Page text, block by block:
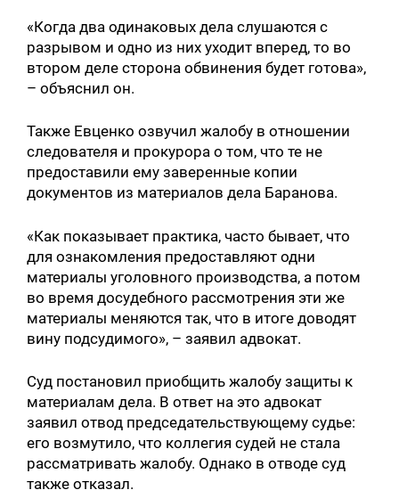
«Когда два одинаковых дела слушаются с
разрывом и одно из них уходит вперед, то во
втором деле сторона обвинения будет готова»,
– объяснил он.
Также Евценко озвучил жалобу в отношении
следователя и прокурора о том, что те не
предоставили ему заверенные копии
документов из материалов дела Баранова.
«Как показывает практика, часто бывает, что
для ознакомления предоставляют одни
материалы уголовного производства, а потом
во время досудебного рассмотрения эти же
материалы меняются так, что в итоге доводят
вину подсудимого», – заявил адвокат.
Суд постановил приобщить жалобу защиты к
материалам дела. В ответ на это адвокат
заявил отвод председательствующему судье:
его возмутило, что коллегия судей не стала
рассматривать жалобу. Однако в отводе суд
также отказал.